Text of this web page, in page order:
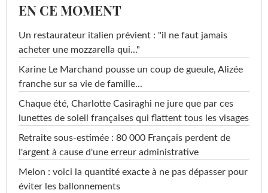
EN CE MOMENT
Un restaurateur italien prévient : "il ne faut jamais
acheter une mozzarella qui..."
Karine Le Marchand pousse un coup de gueule, Alizée
franche sur sa vie de famille...
Chaque été, Charlotte Casiraghi ne jure que par ces
lunettes de soleil françaises qui flattent tous les visages
Retraite sous-estimée : 80 000 Français perdent de
l'argent à cause d'une erreur administrative
Melon : voici la quantité exacte à ne pas dépasser pour
éviter les ballonnements